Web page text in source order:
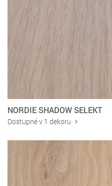
NORDIE SHADOW SELEKT
Dostupné v 1 dekoru